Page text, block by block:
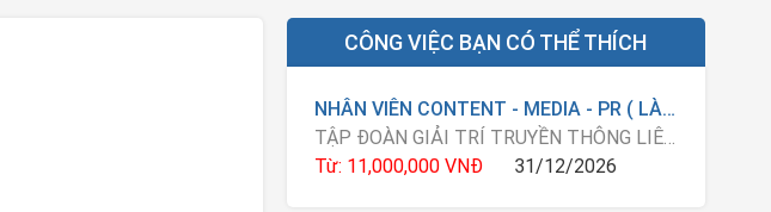
CÔNG VIỆC BẠN CÓ THỂ THÍCH
NHÂN VIÊN CONTENT - MEDIA - PR ( LÀM ONLINE TẠI NHÀ )
TẬP ĐOÀN GIẢI TRÍ TRUYỀN THÔNG LIÊN MINH OKVIP
Từ: 11,000,000 VNĐ
31/12/2026